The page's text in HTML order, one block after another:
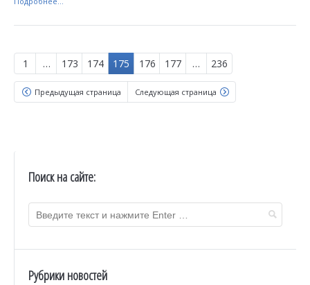
1 … 173 174 175 176 177 … 236
Предыдущая страница Следующая страница
Поиск на сайте:
Рубрики новостей